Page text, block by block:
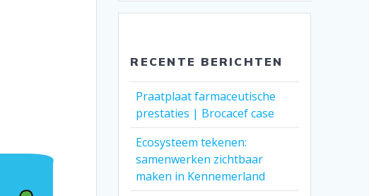
RECENTE BERICHTEN
Praatplaat farmaceutische
prestaties | Brocacef case
Ecosysteem tekenen:
samenwerken zichtbaar
maken in Kennemerland